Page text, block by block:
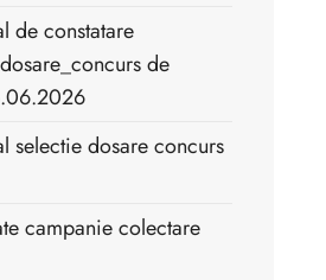
de constatare
de
selectie dosare concurs
campanie colectare